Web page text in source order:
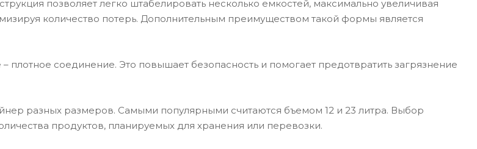
позволяет легко штабелировать несколько емкостей, максимально увеличивая
количество потерь. Дополнительным преимуществом такой формы является
плотное соединение. Это повышает безопасность и помогает предотвратить загрязнение
разных размеров. Самыми популярными считаются бъемом 12 и 23 литра. Выбор
продуктов, планируемых для хранения или перевозки.